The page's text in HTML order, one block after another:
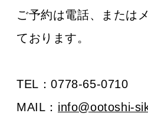
ご予約は電話、または
ております。
TEL：0778-65-0710
MAIL： info@ootoshi-